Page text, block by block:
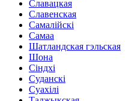
Славацкая
Славенская
Самалійскі
Самаа
Шатландская гэльская
Шона
Сіндхі
Суданскі
Суахілі